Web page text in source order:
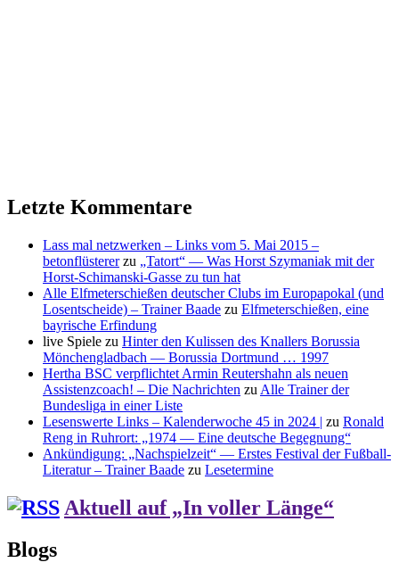
Letzte Kommentare
Lass mal netzwerken – Links vom 5. Mai 2015 –
betonflüstererzu „Tatort“ — Was Horst Szymaniak mit der
Horst-Schimanski-Gasse zu tun hat
Alle Elfmeterschießen deutscher Clubs im Europapokal (und
Losentscheide) – Trainer Baade zu Elfmeterschießen, eine
bayrische Erfindung
live Spiele zu Hinter den Kulissen des Knallers Borussia
Mönchengladbach — Borussia Dortmund … 1997
Hertha BSC verpflichtet Armin Reutershahn als neuen
Assistenzcoach! – Die Nachrichten zu Alle Trainer der
Bundesliga in einer Liste
Lesenswerte Links – Kalenderwoche 45 in 2024 | zu Ronald
Reng in Ruhrort: „1974 — Eine deutsche Begegnung“
Ankündigung: „Nachspielzeit“ — Erstes Festival der Fußball-
Literatur – Trainer Baade zu Lesetermine
Aktuell auf „In voller Länge“
Blogs